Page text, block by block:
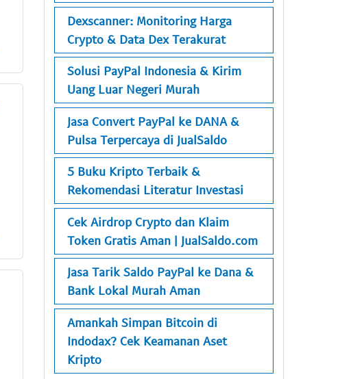
Dexscanner: Monitoring Harga
Crypto & Data Dex Terakurat
Solusi PayPal Indonesia & Kirim
Uang Luar Negeri Murah
Jasa Convert PayPal ke DANA &
Pulsa Terpercaya di JualSaldo
5 Buku Kripto Terbaik &
Rekomendasi Literatur Investasi
Cek Airdrop Crypto dan Klaim
Token Gratis Aman | JualSaldo.com
Jasa Tarik Saldo PayPal ke Dana &
Bank Lokal Murah Aman
Amankah Simpan Bitcoin di
Indodax? Cek Keamanan Aset
Kripto